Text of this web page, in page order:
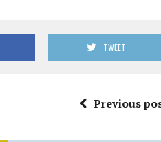
TWEET
Previous